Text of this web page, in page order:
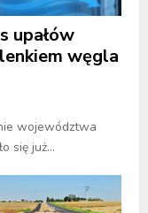
upałów
węgla
województwa
się już...